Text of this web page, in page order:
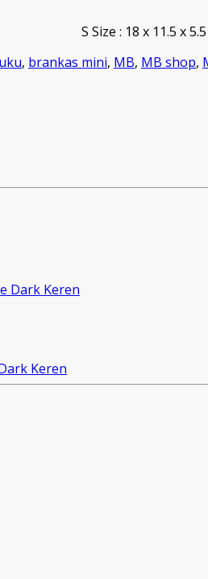
S Size : 18 x 11.5 x
, brankas mini, MB, MB shop,
Keren